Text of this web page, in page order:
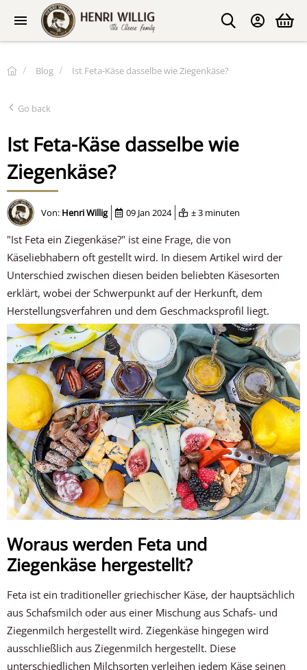
Blog Ist Feta-Käse dasselbe wie Ziegenkäse?
Go back
Ist Feta-Käse dasselbe wie
Ziegenkäse?
Von: Henri Willig 09 Jan 2024 ± 3 minuten
"Ist Feta ein Ziegenkäse?" ist eine Frage, die von
Käseliebhabern oft gestellt wird. In diesem Artikel wird der
Unterschied zwischen diesen beiden beliebten Käsesorten
erklärt, wobei der Schwerpunkt auf der Herkunft, dem
Herstellungsverfahren und dem Geschmacksprofil liegt.
Woraus werden Feta und
Ziegenkäse hergestellt?
Feta ist ein traditioneller griechischer Käse, der hauptsächlich
aus Schafsmilch oder aus einer Mischung aus Schafs- und
Ziegenmilch hergestellt wird. Ziegenkäse hingegen wird
ausschließlich aus Ziegenmilch hergestellt. Diese
unterschiedlichen Milchsorten verleihen jedem Käse seinen